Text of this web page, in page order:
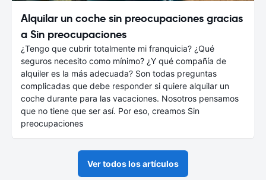
Alquilar un coche sin preocupaciones gracias
a Sin preocupaciones
¿Tengo que cubrir totalmente mi franquicia? ¿Qué
seguros necesito como mínimo? ¿Y qué compañía de
alquiler es la más adecuada? Son todas preguntas
complicadas que debe responder si quiere alquilar un
coche durante para las vacaciones. Nosotros pensamos
que no tiene que ser así. Por eso, creamos Sin
preocupaciones
Ver todos los artículos